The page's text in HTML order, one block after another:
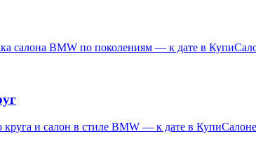
салона BMW по поколениям — к дате в
круга и салон в стиле BMW — к дате в